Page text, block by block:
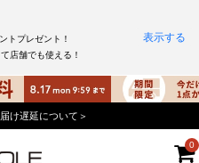
け遅延について＞
0
トプレゼント！
店舗でも使える！
表示する